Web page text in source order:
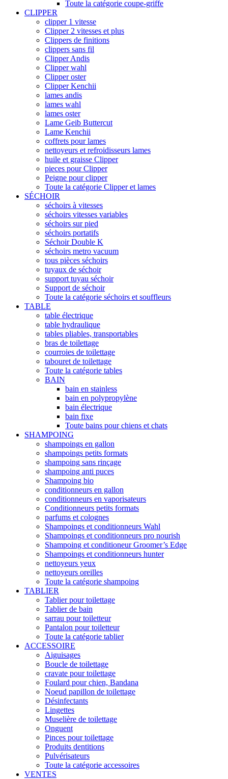
Toute la catégorie coupe-griffe
CLIPPER
clipper 1 vitesse
Clipper 2 vitesses et plus
Clippers de finitions
clippers sans fil
Clipper Andis
Clipper wahl
Clipper oster
Clipper Kenchii
lames andis
lames wahl
lames oster
Lame Geib Buttercut
Lame Kenchii
coffrets pour lames
nettoyeurs et refroidisseurs lames
huile et graisse Clipper
pieces pour Clipper
Peigne pour clipper
Toute la catégorie Clipper et lames
SÉCHOIR
séchoirs à vitesses
séchoirs vitesses variables
séchoirs sur pied
séchoirs portatifs
Séchoir Double K
séchoirs metro vacuum
tous pièces séchoirs
tuyaux de séchoir
support tuyau séchoir
Support de séchoir
Toute la catégorie séchoirs et souffleurs
TABLE
table électrique
table hydraulique
tables pliables, transportables
bras de toilettage
courroies de toilettage
tabouret de toilettage
Toute la catégorie tables
BAIN
bain en stainless
bain en polypropylène
bain électrique
bain fixe
Toute bains pour chiens et chats
SHAMPOING
shampoings en gallon
shampoings petits formats
shampoing sans rinçage
shampoing anti puces
Shampoing bio
conditionneurs en gallon
conditionneurs en vaporisateurs
Conditionneurs petits formats
parfums et colognes
Shampoings et conditionneurs Wahl
Shampoings et conditionneurs pro nourish
Shampoing et conditioneur Groomer’s Edge
Shampoings et conditionneurs hunter
nettoyeurs yeux
nettoyeurs oreilles
Toute la catégorie shampoing
TABLIER
Tablier pour toilettage
Tablier de bain
sarrau pour toiletteur
Pantalon pour toiletteur
Toute la catégorie tablier
ACCESSOIRE
Aiguisages
Boucle de toilettage
cravate pour toilettage
Foulard pour chien, Bandana
Noeud papillon de toilettage
Désinfectants
Lingettes
Muselière de toilettage
Onguent
Pinces pour toilettage
Produits dentitions
Pulvérisateurs
Toute la catégorie accessoires
VENTES